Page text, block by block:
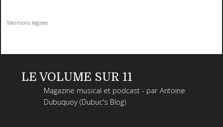
Mentions légales
LE VOLUME SUR 11
Magazine musical et podcast - par Antoine
Dubuquoy (Dubuc's Blog)